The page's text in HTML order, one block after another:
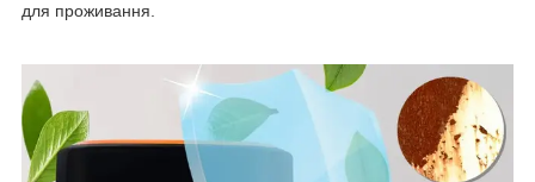
для проживання.